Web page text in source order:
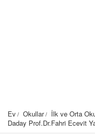
Ev Okullar
İlk ve Orta
Daday Prof.Dr.Fahri Ecevit